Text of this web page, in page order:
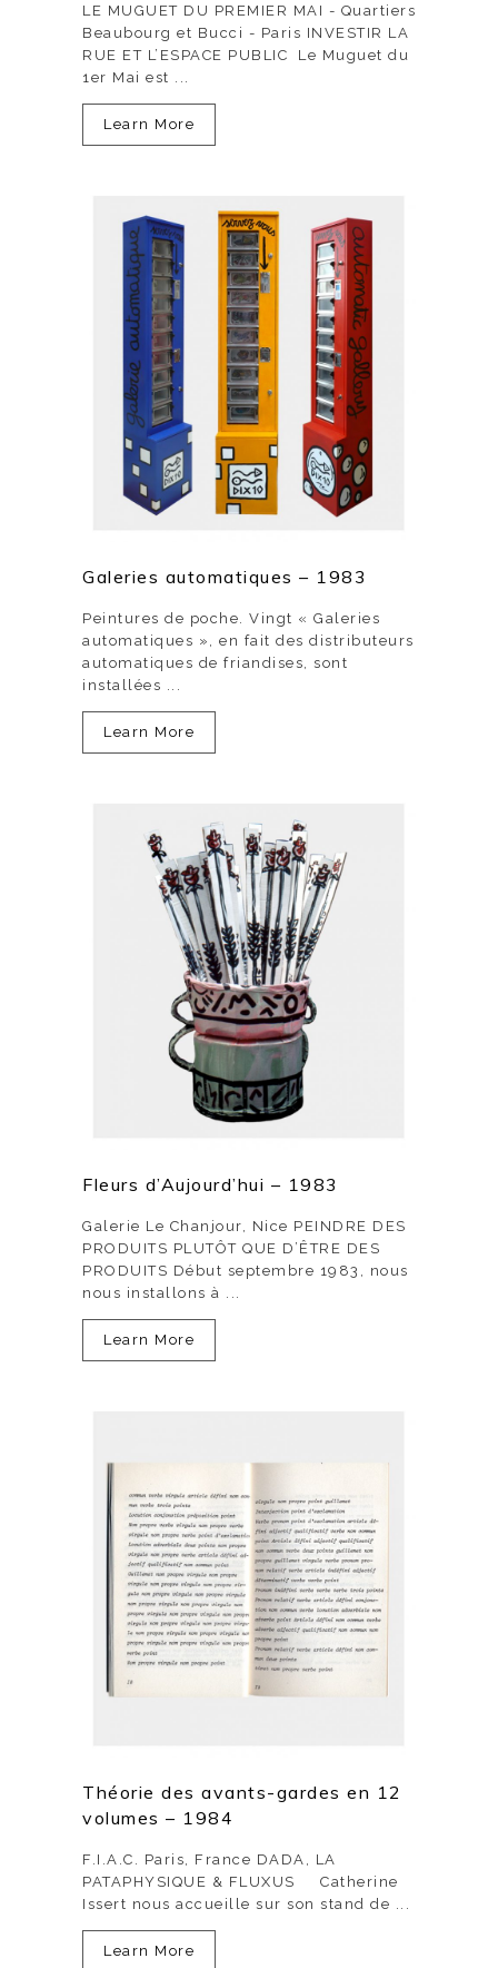
LE MUGUET DU PREMIER MAI - Quartiers
Beaubourg et Bucci - Paris INVESTIR LA
RUE ET L’ESPACE PUBLIC Le Muguet du
1er Mai est ...
Learn More
Galeries automatiques – 1983
Peintures de poche. Vingt « Galeries
automatiques », en fait des distributeurs
automatiques de friandises, sont
installées ...
Learn More
Fleurs d’Aujourd’hui – 1983
Galerie Le Chanjour, Nice PEINDRE DES
PRODUITS PLUTÔT QUE D’ÊTRE DES
PRODUITS Début septembre 1983, nous
nous installons à ...
Learn More
Théorie des avants-gardes en 12
volumes – 1984
F.I.A.C. Paris, France DADA, LA
PATAPHYSIQUE & FLUXUS Catherine
Issert nous accueille sur son stand de ...
Learn More